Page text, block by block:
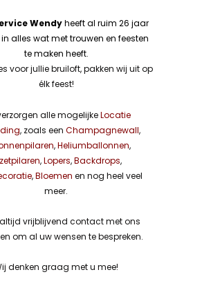
Wendyheeft al ruim 26 jaar
alles wat met trouwen en feesten
te maken heeft.
voor jullie bruiloft, pakken wij uit op
élk feest!
alle mogelijkeLocatie
, zoals een Champagnewall,
,Heliumballonnen,
,Lopers,Backdrops,
,Bloemen en nog heel veel
meer.
vrijblijvend contact met ons
om al uw wensen te bespreken.
denken graag met u mee!